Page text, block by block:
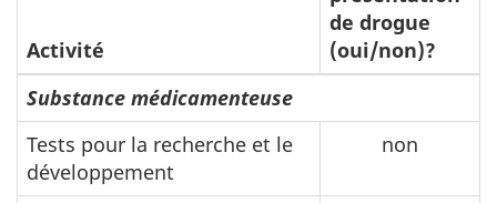
Activité
de drogue
(oui/non)?
Substance médicamenteuse
Tests pour la recherche et le
développement
non